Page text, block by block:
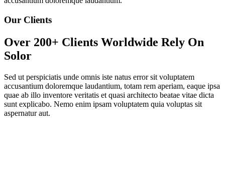
Our Clients
Over 200+ Clients Worldwide Rely On
Solor
Sed ut perspiciatis unde omnis iste natus error sit voluptatem
accusantium doloremque laudantium, totam rem aperiam, eaque ipsa
quae ab illo inventore veritatis et quasi architecto beatae vitae dicta
sunt explicabo. Nemo enim ipsam voluptatem quia voluptas sit
aspernatur aut.